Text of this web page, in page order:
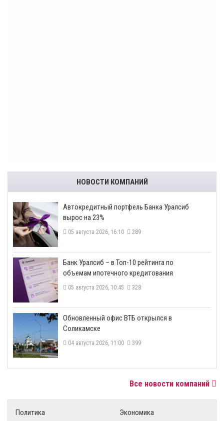
НОВОСТИ КОМПАНИЙ
​Автокредитный портфель Банка Уралсиб
вырос на 23%
05 августа 2026, 16:10 289
​Банк Уралсиб – в Топ-10 рейтинга по
объемам ипотечного кредитования
05 августа 2026, 10:45 328
​Обновленный офис ВТБ открылся в
Соликамске
04 августа 2026, 11:00 399
Все новости компаний
Политика
Экономика